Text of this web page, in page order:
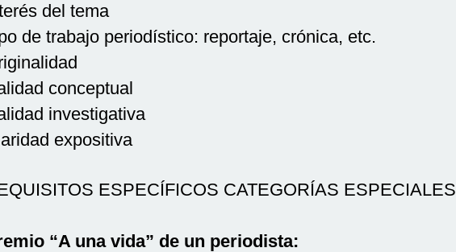
del tema
de trabajo periodístico: reportaje, crónica, etc.
conceptual
investigativa
expositiva
ESPECÍFICOS CATEGORÍAS ESPECIALES
“A una vida” de un periodista: